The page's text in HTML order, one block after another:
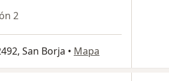
2
San Borja • Mapa